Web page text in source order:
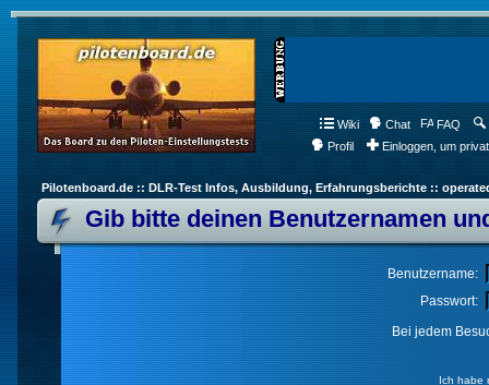
Wiki Chat FAQ
Profil
Einloggen, um
Pilotenboard.de :: DLR-Test Infos, Ausbildung, Erfahrungsberichte ::
Gib bitte deinen Benutzernamen
Benutzername:
Passwort:
Bei jedem
Ich habe